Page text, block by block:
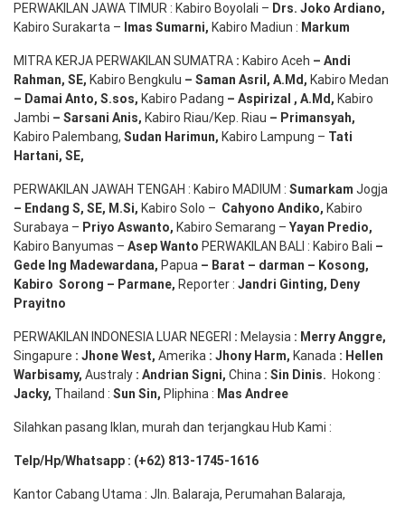
PERWAKILAN JAWA TIMUR : Kabiro Boyolali – Drs. Joko Ardiano,
Kabiro Surakarta – Imas Sumarni, Kabiro Madiun : Markum
MITRA KERJA PERWAKILAN SUMATRA : Kabiro Aceh – Andi
Rahman, SE, Kabiro Bengkulu – Saman Asril , A.Md , Kabiro Medan
– Damai Anto, S.sos, Kabiro Padang – Aspirizal , A.Md , Kabiro
Jambi – Sarsani Anis, Kabiro Riau/Kep. Riau – Primansyah,
Kabiro Palembang, Sudan Harimun, Kabiro Lampung – Tati
Hartani, SE,
PERWAKILAN JAWAH TENGAH : Kabiro MADIUM : Sumarkam Jogja
– Endang S, SE, M.Si, Kabiro Solo – Cahyono Andiko, Kabiro
Surabaya – Priyo Aswanto, Kabiro Semarang – Yayan Predio,
Kabiro Banyumas – AsepWanto PERWAKILAN BALI : Kabiro Bali –
Gede Ing Madewardana, Papua – Barat – darman – Kosong,
Kabiro Sorong – Parmane, Reporter : Jandri Ginting, Deny
Prayitno
PERWAKILAN INDONESIA LUAR NEGERI : Melaysia : MerryAnggre,
Singapure : JhoneWest, Amerika : Jhony Harm, Kanada : Hellen
Warbisamy, Australy : Andrian Signi, China : Sin Dinis. Hokong :
Jacky, Thailand : Sun Sin, Pliphina : Mas Andree
Silahkan pasang Iklan, murah dan terjangkau Hub Kami :
Telp/Hp/Whatsapp : (+62) 813-1745-1616
Kantor Cabang Utama : Jln. Balaraja, Perumahan Balaraja,